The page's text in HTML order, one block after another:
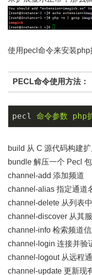
使用pecl命令来安装php
PECL命令使用方法：
pecl 命令参数 php
build 从 C 源代码构建
bundle 解压一个 Pecl 包
channel-add 添加频道
channel-alias 指定通道
channel-delete 从列表
channel-discover 从其
channel-info 检索频道信
channel-login 连接并验
channel-logout 从远程
channel-update 更新现